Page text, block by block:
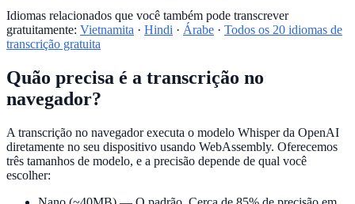
Idiomas relacionados que você também pode transcrever
gratuitamente: Vietnamita · Hindi · Árabe · Todos os 20 idiomas de
transcrição gratuita
Quão precisa é a transcrição no
navegador?
A transcrição no navegador executa o modelo Whisper da OpenAI
diretamente no seu dispositivo usando WebAssembly. Oferecemos
três tamanhos de modelo, e a precisão depende de qual você
escolher: